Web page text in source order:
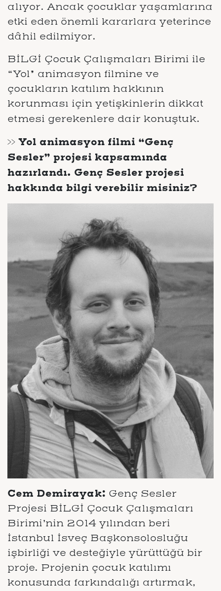
alıyor. Ancak çocuklar yaşamlarına
etki eden önemli kararlara yeterince
dâhil edilmiyor.
BİLGİ Çocuk Çalışmaları Birimi ile
“Yol” animasyon filmine ve
çocukların katılım hakkının
korunması için yetişkinlerin dikkat
etmesi gerekenlere dair konuştuk.
>> Yol animasyon filmi “Genç
Sesler” projesi kapsamında
hazırlandı. Genç Sesler projesi
hakkında bilgi verebilir misiniz?
Cem Demirayak: Genç Sesler
Projesi BİLGİ Çocuk Çalışmaları
Birimi’nin 2014 yılından beri
İstanbul İsveç Başkonsolosluğu
işbirliği ve desteğiyle yürüttüğü bir
proje. Projenin çocuk katılımı
konusunda farkındalığı artırmak,